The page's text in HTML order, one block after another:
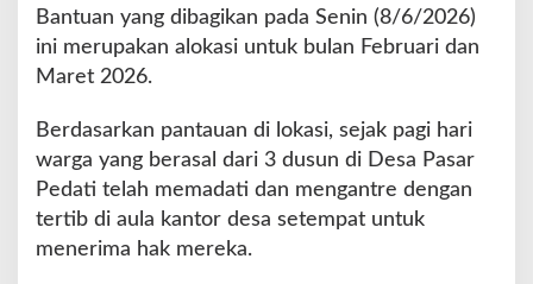
a
n
g
i
n
y
Bantuan yang dibagikan pada Senin (8/6/2026)
ini merupakan alokasi untuk bulan Februari dan
Maret 2026.
Berdasarkan pantauan di lokasi, sejak pagi hari
warga yang berasal dari 3 dusun di Desa Pasar
Pedati telah memadati dan mengantre dengan
tertib di aula kantor desa setempat untuk
menerima hak mereka.